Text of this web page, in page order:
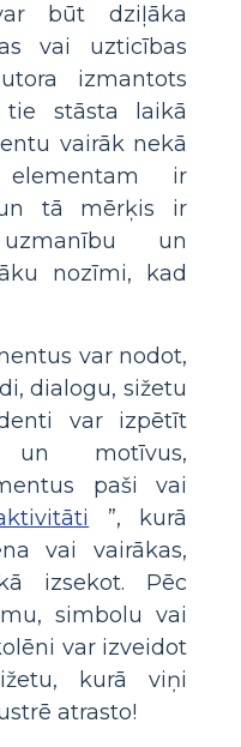
būt dziļāka
vai uzticības
izmantots
stāsta laikā
vairāk nekā
ir
tā mērķis ir
un
nozīmi, kad
var nodot,
dialogu, sižetu
var izpētīt
un motīvus,
paši vai
”, kurā
vai vairākas,
izsekot. Pēc
simbolu vai
var izveidot
kurā viņi
atrasto!